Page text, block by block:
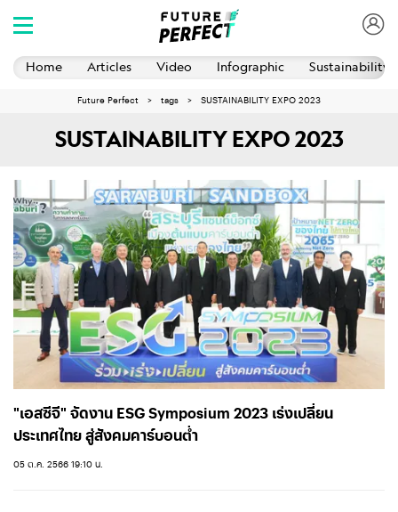
Home Articles Video Infographic Sustainability
Future Perfect tags SUSTAINABILITY EXPO 2023
SUSTAINABILITY EXPO 2023
"เอสซีจี" จัดงาน ESG Symposium 2023 เร่งเปลี่ยน
ประเทศไทย สู่สังคมคาร์บอนต่ำ
05 ต.ค. 2566 19:10 น.